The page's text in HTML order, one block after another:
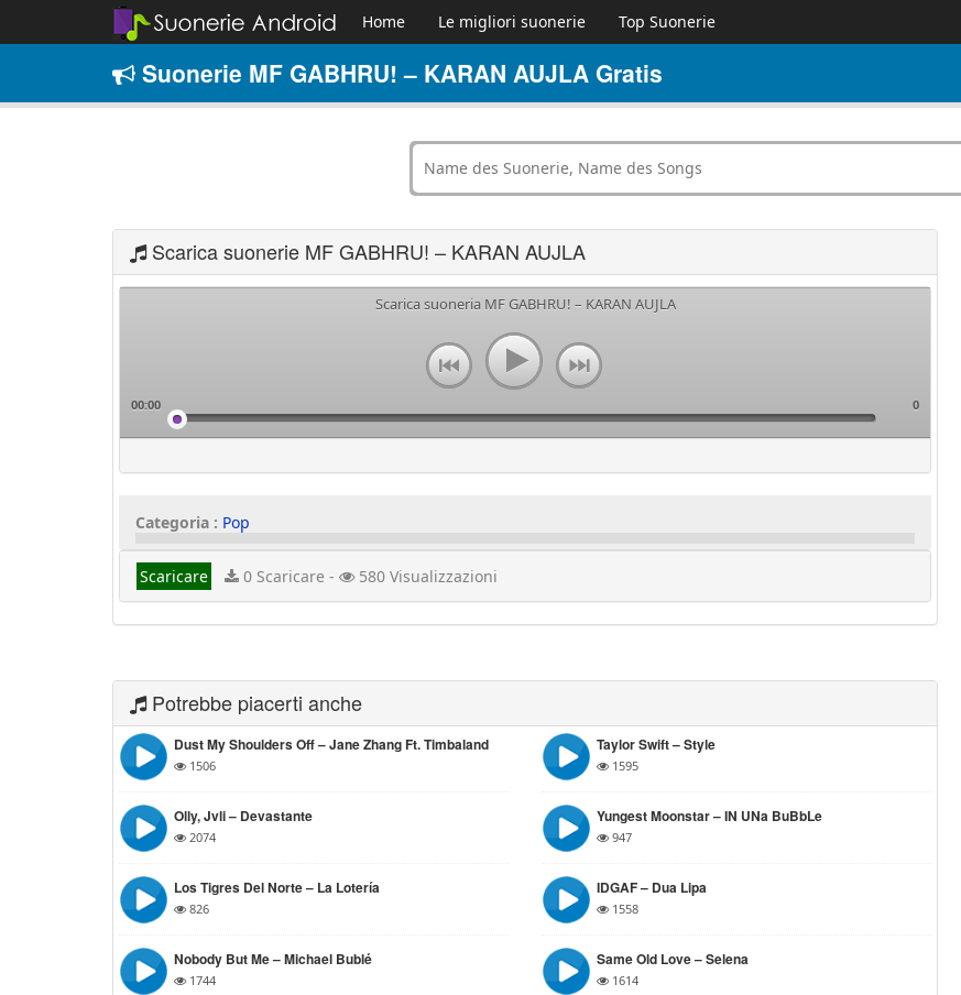
Home Le migliori suonerie Top Suonerie
Suonerie MF GABHRU! – KARAN AUJLA Gratis
Scarica suonerie MF GABHRU! – KARAN AUJLA
Scarica suoneria MF GABHRU! – KARAN AUJLA
00:00 0
Categoria : Pop
Scaricare 0 Scaricare - 580 Visualizzazioni
Potrebbe piacerti anche
Dust My Shoulders Off – Jane Zhang Ft. Timbaland
1506
Taylor Swift – Style
1595
Olly, Jvli – Devastante
2074
Yungest Moonstar – IN UNa BuBbLe
947
Los Tigres Del Norte – La Lotería
826
IDGAF – Dua Lipa
1558
Nobody But Me – Michael Bublé
1744
Same Old Love – Selena
1614